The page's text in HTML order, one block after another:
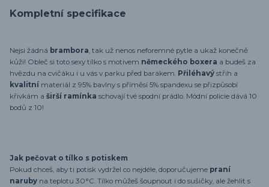
Kompletní specifikace
Nejsi žádná brambora , tak už nenos neforemné pytle a ukaž konečně
kůži! Obleč si toto sexy tílko s motivem německého boxera a budeš za
hvězdu na cvičáku i u vás v parku před barákem. Přiléhavý střih a
kvalitní materiál z 95% bavlny s příměsí 5% spandexu se přizpůsobí
křivkám a širší ramínka schovají tvé spodní prádlo. Módní policie dává 10
bodů z 10!
Jak pečovat o tílko s potiskem
Pokud chceš, aby ti potisk vydržel co nejdéle, doporučujeme praní
naruby na teplotu 30°C. Tílko můžeš šoupnout i do sušičky, ale žehlit s